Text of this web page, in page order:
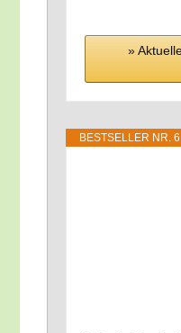
»
BEST­SEL­LER NR. 6